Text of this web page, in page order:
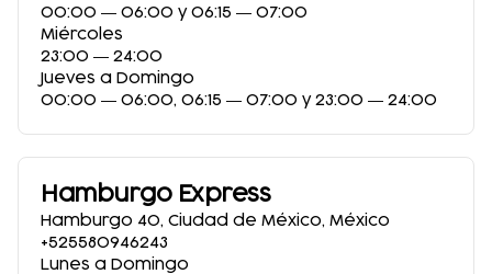
00:00 ― 06:00 y 06:15 ― 07:00
Miércoles
23:00 ― 24:00
Jueves a Domingo
00:00 ― 06:00, 06:15 ― 07:00 y 23:00 ― 24:00
Hamburgo Express
Hamburgo 40, Ciudad de México, México
+525580946243
Lunes a Domingo